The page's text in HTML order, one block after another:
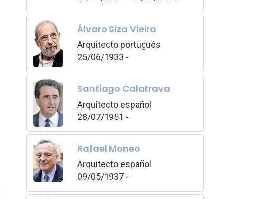
Álvaro Siza Vieira
Arquitecto portugués
25/06/1933 -
Santiago Calatrava
Arquitecto español
28/07/1951 -
Rafael Moneo
Arquitecto español
09/05/1937 -